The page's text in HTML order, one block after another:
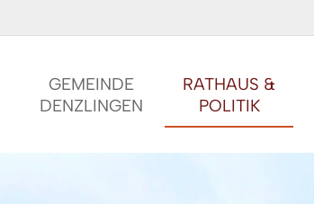
GEMEINDE
DENZLINGEN
RATHAUS &
POLITIK